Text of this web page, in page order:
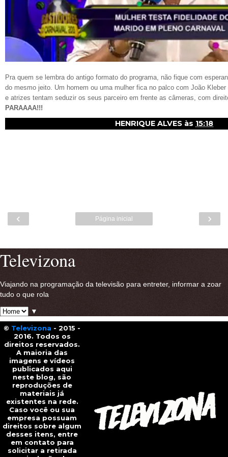
Pra quem se lembra do antigo formato do programa, não fique com
do mesmo jeito. Um homem ou uma mulher fica no palco com João
e atrizes tentam seduzir os seus parceiro em frente as câmeras, com
PARAAAA!!!
HENRIQUE ALVES às 15:18
‹ ›
Página inicial
Televizona
Viajando na programação da televisão para entreter, informar a zoar
tudo o que rola
▼
© Televizona - 2015 -
2016. Todos os
direitos reservados.
A maioria das
imagens e vídeos
publicados aqui
neste blog, são
reproduções de
materiais já
existentes na rede.
Caso você ou sua
empresa possuam
direitos sobre algum
desses itens, entre
em contato para
solicitar a retirada